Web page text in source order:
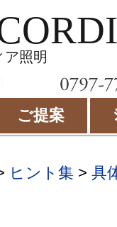
ア照明
ご提案
ヒント集 > 具